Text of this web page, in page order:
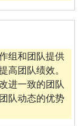
组和团队提供
高团队绩效。
进一致的团队
队动态的优势